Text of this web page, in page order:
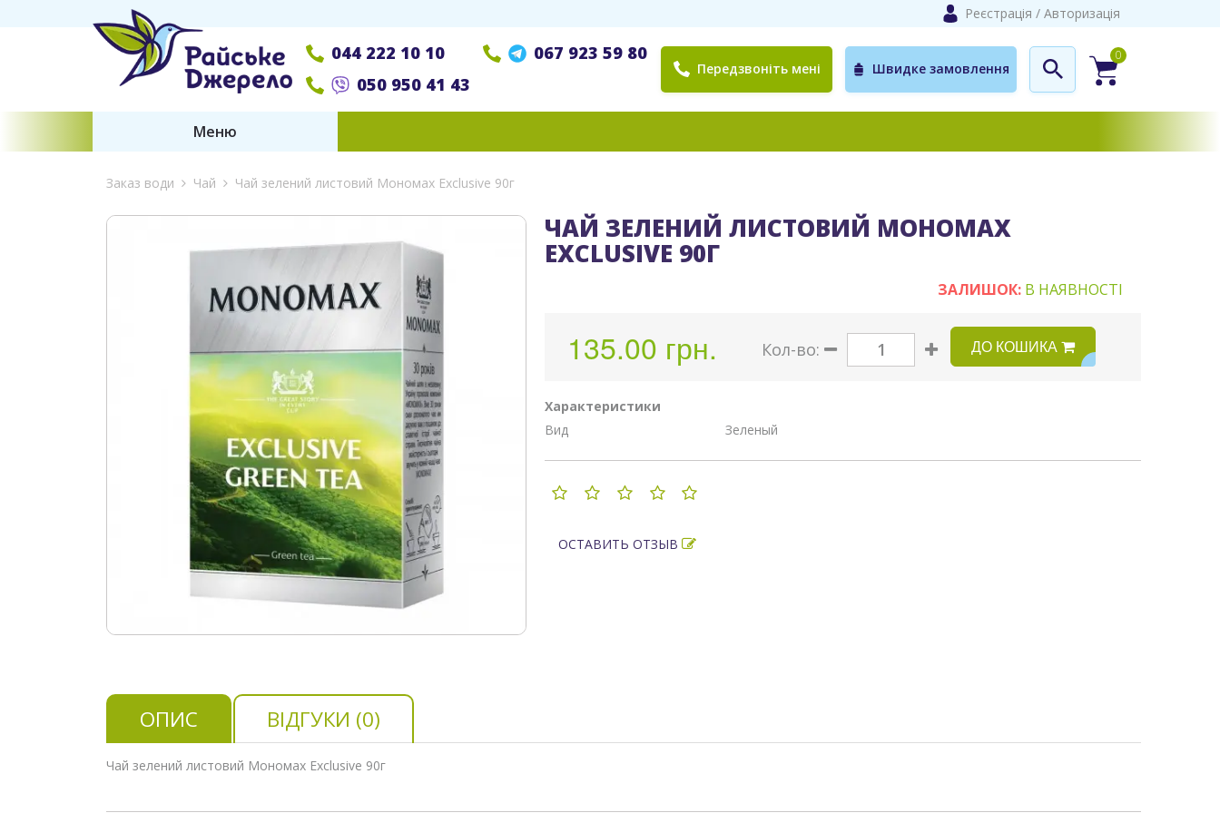
Реєстрація / Авторизація
044 222 10 10
067 923 59 80
050 950 41 43
Передзвоніть мені Швидке замовлення
0
Меню
Заказ води Чай Чай зелений листовий Мономах Exclusive 90г
ЧАЙ ЗЕЛЕНИЙ ЛИСТОВИЙ МОНОМАХ
EXCLUSIVE 90Г
ЗАЛИШОК: В НАЯВНОСТІ
135.00 грн. Кoл-во: ДО КОШИКА
Характеристики
Вид
Зеленый
ОСТАВИТЬ ОТЗЫВ
ОПИС ВІДГУКИ (0)
Чай зелений листовий Мономах Exclusive 90г